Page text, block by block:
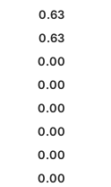
0.63
0.63
0.00
0.00
0.00
0.00
0.00
0.00